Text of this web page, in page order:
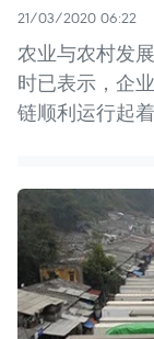
21/03/2020 06:22
农业与农村发
时已表示，企
链顺利运行起